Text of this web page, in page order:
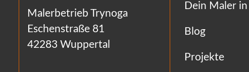
Malerbetrieb Trynoga
Eschenstraße 81
42283 Wuppertal
Dein Maler
Blog
Projekte